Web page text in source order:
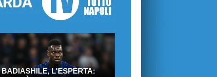
BADIASHILE, L'ESPERTA: